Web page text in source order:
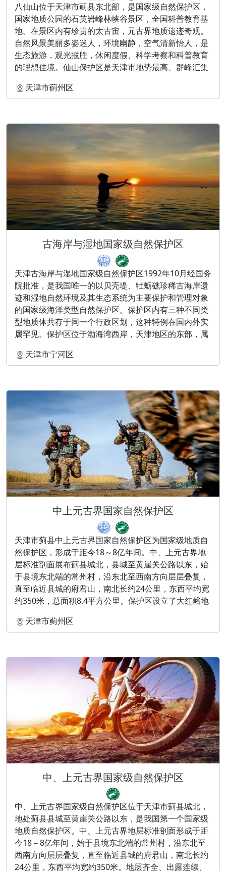
八仙山位于天津市蓟县东北部，是国家级自然保护区，
国家地质公园的石英岩峰林峡谷景区，全国科普教育基
地。在景区内有珍贵的太古宙，元古界地质遗迹奇观。
自然风景美丽多姿迷人，环境幽静，空气清新怡人，是
生态旅游，观光揽胜，休闲度假、科学考察和科普教育
的理想佳境。仙山保护区是天津市地势最高、群峰汇集
1052米，为天津市最高峰。景区林木茂密，山深路险，
貌也是全国有名的，有一处太古长寿石，年龄高达22
天津市蓟州区
古海岸与湿地国家级自然保护区
天津古海岸与湿地国家级自然保护区1992年10月经国务
院批准，是我国唯一的以贝壳堤、牡蛎礁珍稀古海岸遗
迹和湿地自然环境及其生态系统为主要保护和管理对象
的国家级海洋类型自然保护区。保护区内有三种不同类
型地质体共存于同一个行政区划，这种特例在国内外实
属罕见。保护区位于渤海湾西岸，天津地区的东部，属
保护区的范围涉及天津市的大港、津南、东丽、塘沽、
区东端有四道贝壳堤，它们和美国路易斯安那州贝
天津市宁河区
中上元古界国家自然保护区
天津市蓟县中上元古界国家自然保护区为国家级地质自
然保护区，形成于距今18～8亿年间。中、上元古界地
层标准剖面展布蓟县城北，县城至黄崖关公路以东，始
于县境东北端的常州村，沿东北至西南方向层层叠复，
直至临近县城的府君山，南北长约24公里，东西平均宽
约350米，总面积8.4平方公里。保护区设立了大红峪地
完好，植被丰实，物种齐全，具有系统性、完整性和多
再现了蓟县中上元古界地层剖面的全貌。地址：蓟县县
天津市蓟州区
中、上元古界国家级自然保护区
中、上元古界国家级自然保护区位于天津市蓟县城北，
地处蓟县县城至黄崖关公路以东，是我国第一个国家级
地质自然保护区。中、上元古界地层标准剖面形成于距
今18－8亿年间，始于县境东北端的常州村，沿东北至
西南方向层层叠复，直至临近县城的府君山，南北长约
24公里，东西平均宽约350米。地层齐全、出露连续、